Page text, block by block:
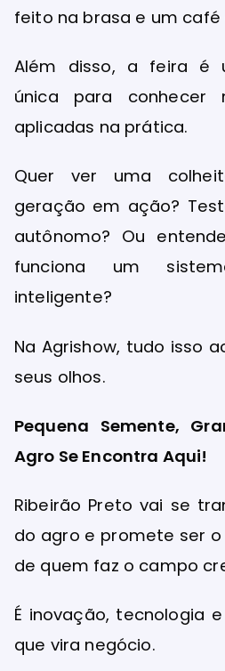
feito na brasa e um café
Além disso, a feira é
única para conhecer
aplicadas na prática.
Quer ver uma
geração em ação?
autônomo? Ou
funciona um
inteligente?
Na Agrishow, tudo isso
seus olhos.
Pequena Semente,
Agro Se Encontra Aqui!
Ribeirão Preto vai se
do agro e promete ser
de quem faz o campo
É inovação, tecnologia
que vira negócio.